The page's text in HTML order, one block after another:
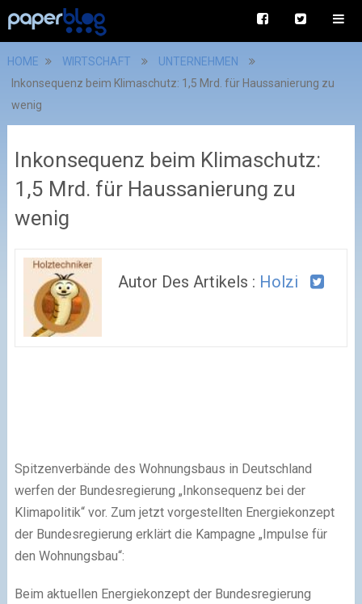
HOME WIRTSCHAFT
UNTERNEHMEN
Inkonsequenz beim Klimaschutz: 1,5 Mrd. für Haussanierung zu
wenig
Inkonsequenz beim Klimaschutz:
1,5 Mrd. für Haussanierung zu
wenig
Autor Des Artikels : Holzi
Spitzenverbände des Wohnungsbaus in Deutschland
werfen der Bundesregierung „Inkonsequenz bei der
Klimapolitik“ vor. Zum jetzt vorgestellten Energiekonzept
der Bundesregierung erklärt die Kampagne „Impulse für
den Wohnungsbau“:
Beim aktuellen Energiekonzept der Bundesregierung